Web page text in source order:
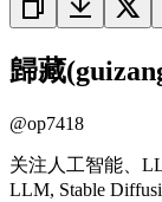
歸藏
@op7418
关注人工智能、
LLM, Stable